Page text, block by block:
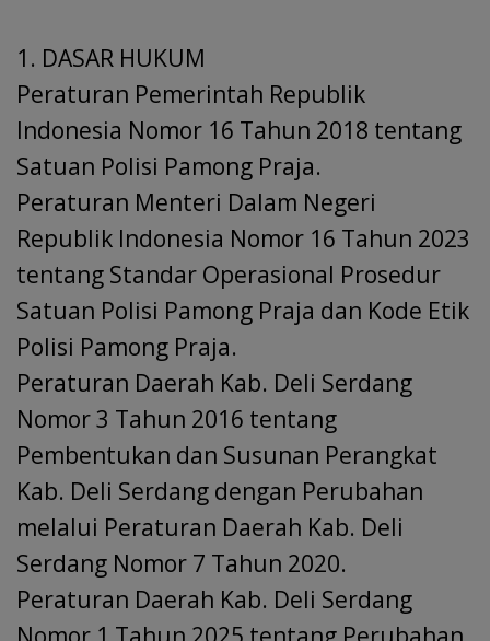
1. DASAR HUKUM
Peraturan Pemerintah Republik
Indonesia Nomor 16 Tahun 2018 tentang
Satuan Polisi Pamong Praja.
Peraturan Menteri Dalam Negeri
Republik Indonesia Nomor 16 Tahun 2023
tentang Standar Operasional Prosedur
Satuan Polisi Pamong Praja dan Kode Etik
Polisi Pamong Praja.
Peraturan Daerah Kab. Deli Serdang
Nomor 3 Tahun 2016 tentang
Pembentukan dan Susunan Perangkat
Kab. Deli Serdang dengan Perubahan
melalui Peraturan Daerah Kab. Deli
Serdang Nomor 7 Tahun 2020.
Peraturan Daerah Kab. Deli Serdang